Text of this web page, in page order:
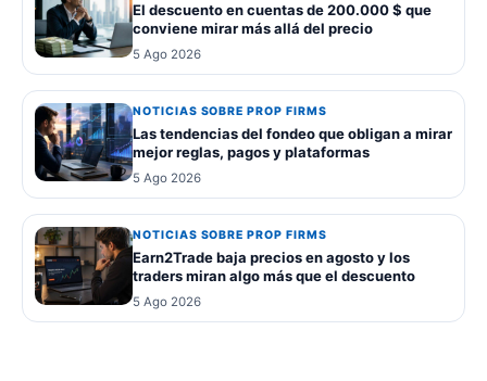
El descuento en cuentas de 200.000 $ que
conviene mirar más allá del precio
5 Ago 2026
NOTICIAS SOBRE PROP FIRMS
Las tendencias del fondeo que obligan a mirar
mejor reglas, pagos y plataformas
5 Ago 2026
NOTICIAS SOBRE PROP FIRMS
Earn2Trade baja precios en agosto y los
traders miran algo más que el descuento
5 Ago 2026